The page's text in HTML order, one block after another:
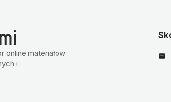
online materiałów
i